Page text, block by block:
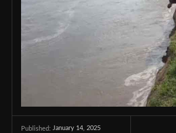
Published: January 14, 2025